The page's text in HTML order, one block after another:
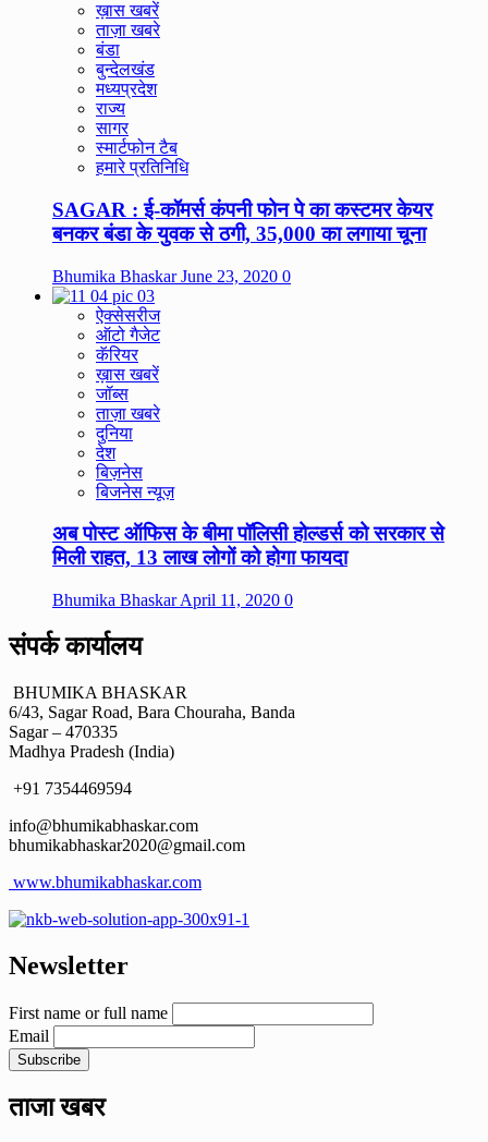
ख़ास खबरें
ताज़ा खबरे
बंडा
बुन्देलखंड
मध्यप्रदेश
राज्य
सागर
स्मार्टफोन टैब
हमारे प्रतिनिधि
SAGAR : ई-कॉमर्स कंपनी फोन पे का कस्टमर केयर
बनकर बंडा के युवक से ठगी, 35,000 का लगाया चूना
Bhumika BhaskarJune 23, 2020 0
ऐक्सेसरीज
ऑटो गैजेट
कॅरियर
ख़ास खबरें
जॉब्स
ताज़ा खबरे
दुनिया
देश
बिज़नेस
बिजनेस न्यूज़
अब पोस्ट ऑफिस के बीमा पॉलिसी होल्डर्स को सरकार से
मिली राहत, 13 लाख लोगों को होगा फायदा
Bhumika BhaskarApril 11, 2020 0
संपर्क कार्यालय
BHUMIKA BHASKAR
6/43, Sagar Road, Bara Chouraha, Banda
Sagar – 470335
Madhya Pradesh (India)
+91 7354469594
info@bhumikabhaskar.com
bhumikabhaskar2020@gmail.com
www.bhumikabhaskar.com
Newsletter
First name or full name
Email
ताजा खबर